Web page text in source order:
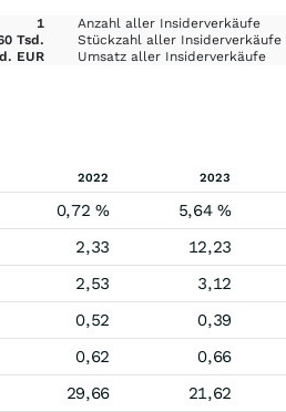
1 Anzahl aller Insiderverkäufe
Tsd. Stückzahl aller Insiderverkäufe
EUR Umsatz aller Insiderverkäufe
2022 2023
0,72 % 5,64 %
2,33 12,23
2,53 3,12
0,52 0,39
0,62 0,66
29,66 21,62